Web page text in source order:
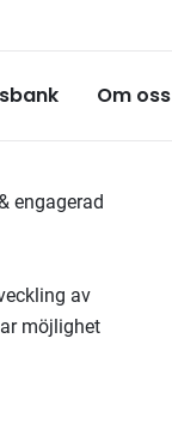
Om oss
engagerad
av
möjlighet